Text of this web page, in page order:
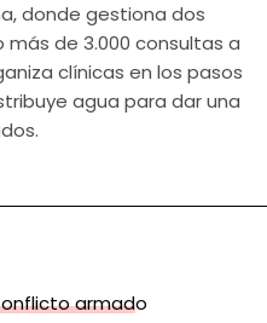
donde gestiona dos
de 3.000 consultas a
clínicas en los pasos
agua para dar una
armado